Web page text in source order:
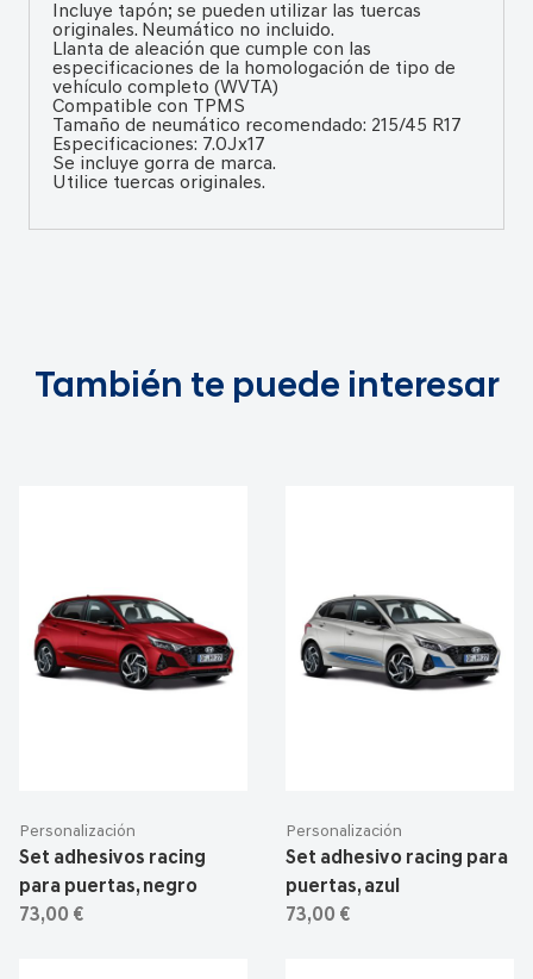
Incluye tapón; se pueden utilizar las tuercas
originales. Neumático no incluido.
Llanta de aleación que cumple con las
especificaciones de la homologación de tipo de
vehículo completo (WVTA)
Compatible con TPMS
Tamaño de neumático recomendado: 215/45 R17
Especificaciones: 7.0Jx17
Se incluye gorra de marca.
Utilice tuercas originales.
También te puede interesar
Personalización
Set adhesivos racing
para puertas, negro
73,00 €
Personalización
Set adhesivo racing para
puertas, azul
73,00 €